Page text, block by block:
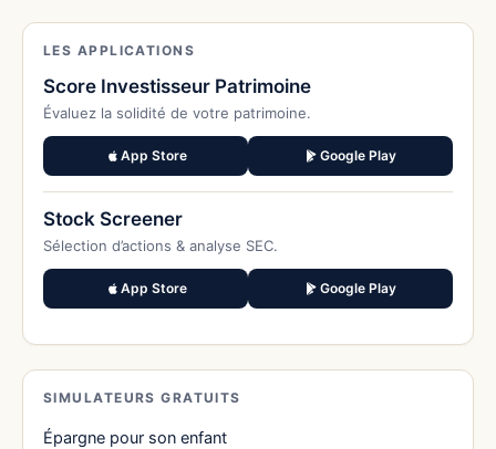
LES APPLICATIONS
Score Investisseur Patrimoine
Évaluez la solidité de votre patrimoine.
App Store Google Play
Stock Screener
Sélection d’actions & analyse SEC.
App Store Google Play
SIMULATEURS GRATUITS
Épargne pour son enfant